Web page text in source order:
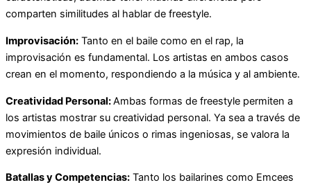
comparten similitudes al hablar de freestyle.
Improvisación: Tanto en el baile como en el rap, la
improvisación es fundamental. Los artistas en ambos casos
crean en el momento, respondiendo a la música y al ambiente.
Creatividad Personal:Ambas formas de freestyle permiten a
los artistas mostrar su creatividad personal. Ya sea a través de
movimientos de baile únicos o rimas ingeniosas, se valora la
expresión individual.
Batallas y Competencias: Tanto los bailarines como Emcees